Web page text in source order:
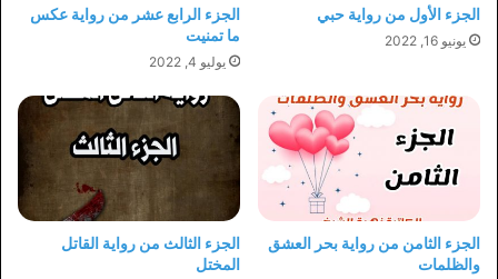
الجزء الأول من رواية حبي
يونيو 16, 2022
الجزء الرابع عشر من رواية عكس
ما تمنيت
يوليو 4, 2022
الجزء الثامن من رواية بحر العشق
والظلمات
الجزء الثالث من رواية القاتل
المختل